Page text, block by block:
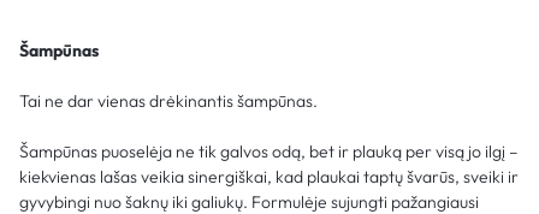
Šampūnas
Tai ne dar vienas drėkinantis šampūnas.
Šampūnas puoselėja ne tik galvos odą, bet ir plauką per visą jo ilgį –
kiekvienas lašas veikia sinergiškai, kad plaukai taptų švarūs, sveiki ir
gyvybingi nuo šaknų iki galiukų. Formulėje sujungti pažangiausi